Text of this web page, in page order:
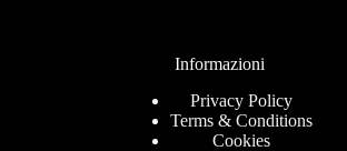
Informazioni
Privacy Policy
Terms & Conditions
Cookies